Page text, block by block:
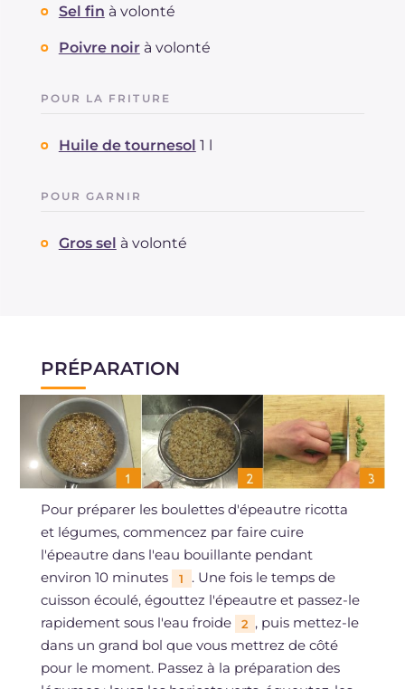
Sel fin à volonté
Poivre noir à volonté
POUR LA FRITURE
Huile de tournesol 1 l
POUR GARNIR
Gros sel à volonté
PRÉPARATION
Pour préparer les boulettes d'épeautre ricotta
et légumes, commencez par faire cuire
l'épeautre dans l'eau bouillante pendant
environ 10 minutes
1
. Une fois le temps de
cuisson écoulé, égouttez l'épeautre et passez-le
rapidement sous l'eau froide
2 , puis mettez-le
dans un grand bol que vous mettrez de côté
pour le moment. Passez à la préparation des